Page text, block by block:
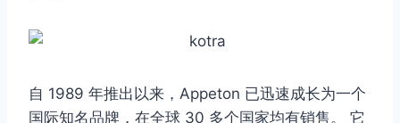
自 1989 年推出以来，Appeton 已迅速成长为一个
国际知名品牌，在全球 30 多个国家均有销售。 它